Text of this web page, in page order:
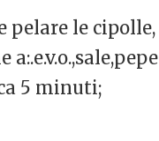
pelare le
5 minuti;